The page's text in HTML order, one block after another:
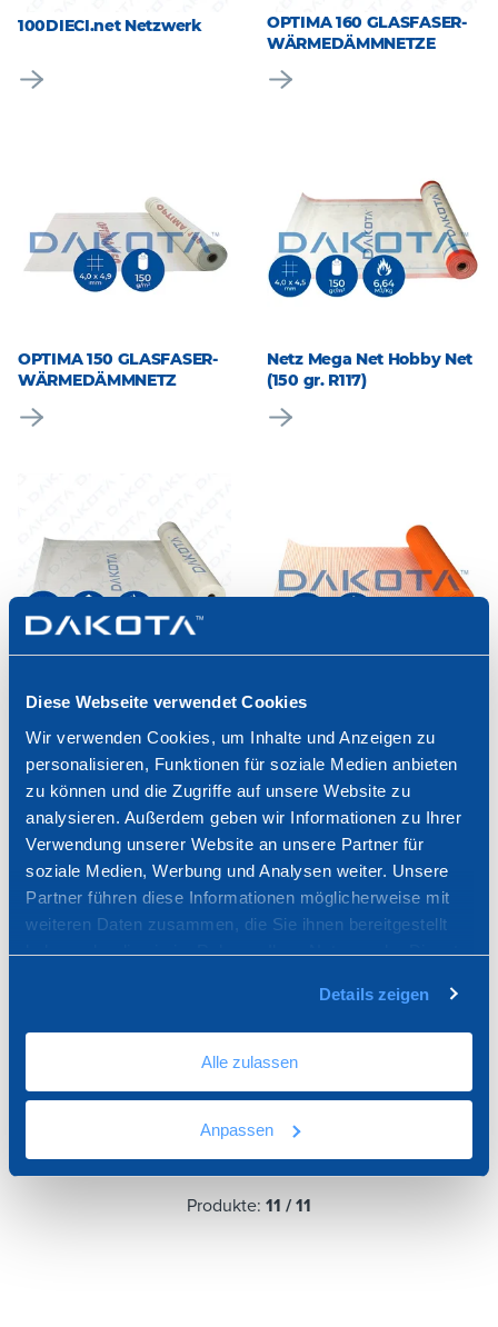
Diese Webseite verwendet Cookies
Wir verwenden Cookies, um Inhalte und Anzeigen zu
personalisieren, Funktionen für soziale Medien anbieten
zu können und die Zugriffe auf unsere Website zu
analysieren. Außerdem geben wir Informationen zu Ihrer
Verwendung unserer Website an unsere Partner für
soziale Medien, Werbung und Analysen weiter. Unsere
Partner führen diese Informationen möglicherweise mit
weiteren Daten zusammen, die Sie ihnen bereitgestellt
haben oder die sie im Rahmen Ihrer Nutzung der Dienste
Details zeigen
Alle zulassen
Anpassen
100DIECI.net Netzwerk
OPTIMA 160 GLASFASER-
WÄRMEDÄMMNETZE
OPTIMA 150 GLASFASER-
WÄRMEDÄMMNETZ
Netz Mega Net Hobby Net
(150 gr. R117)
Netz Premium Net (150 gr.
1X1 Wandgeflecht
Glaswolle-Netz für ETICS-
Produkte:11 /11